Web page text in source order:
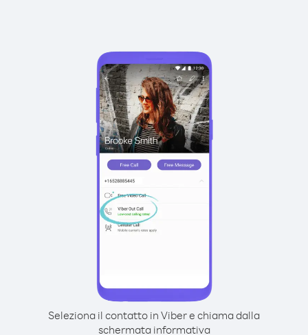
Seleziona il contatto in Viber e chiama dalla
schermata informativa